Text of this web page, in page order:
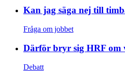
Kan jag säga nej till
Fråga om jobbet
Därför bryr sig HRF om
Debatt